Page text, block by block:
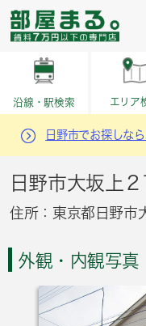
沿線・駅検索 エリア
日野市でお探しな
日野市大坂上
住所：東京都日野市
外観・内観写真